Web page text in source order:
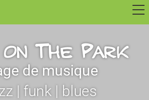
The Park
de musique
| funk | blues